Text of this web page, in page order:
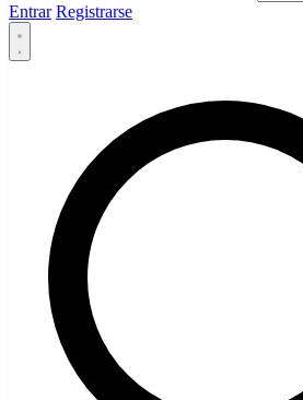
Entrar Registrarse